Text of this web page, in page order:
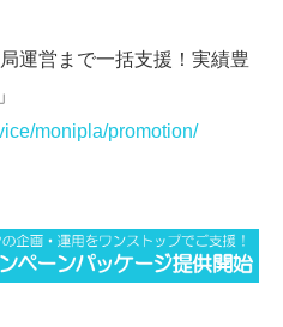
運営まで一括支援！実績豊
monipla/promotion/